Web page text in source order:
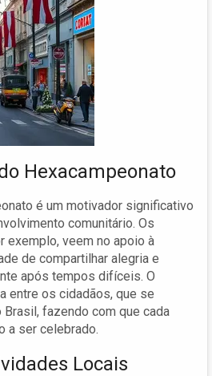
Hexacampeonato
é um motivador significativo
comunitário. Os
exemplo, veem no apoio à
de compartilhar alegria e
após tempos difíceis. O
entre os cidadãos, que se
Brasil, fazendo com que cada
a ser celebrado.
Locais